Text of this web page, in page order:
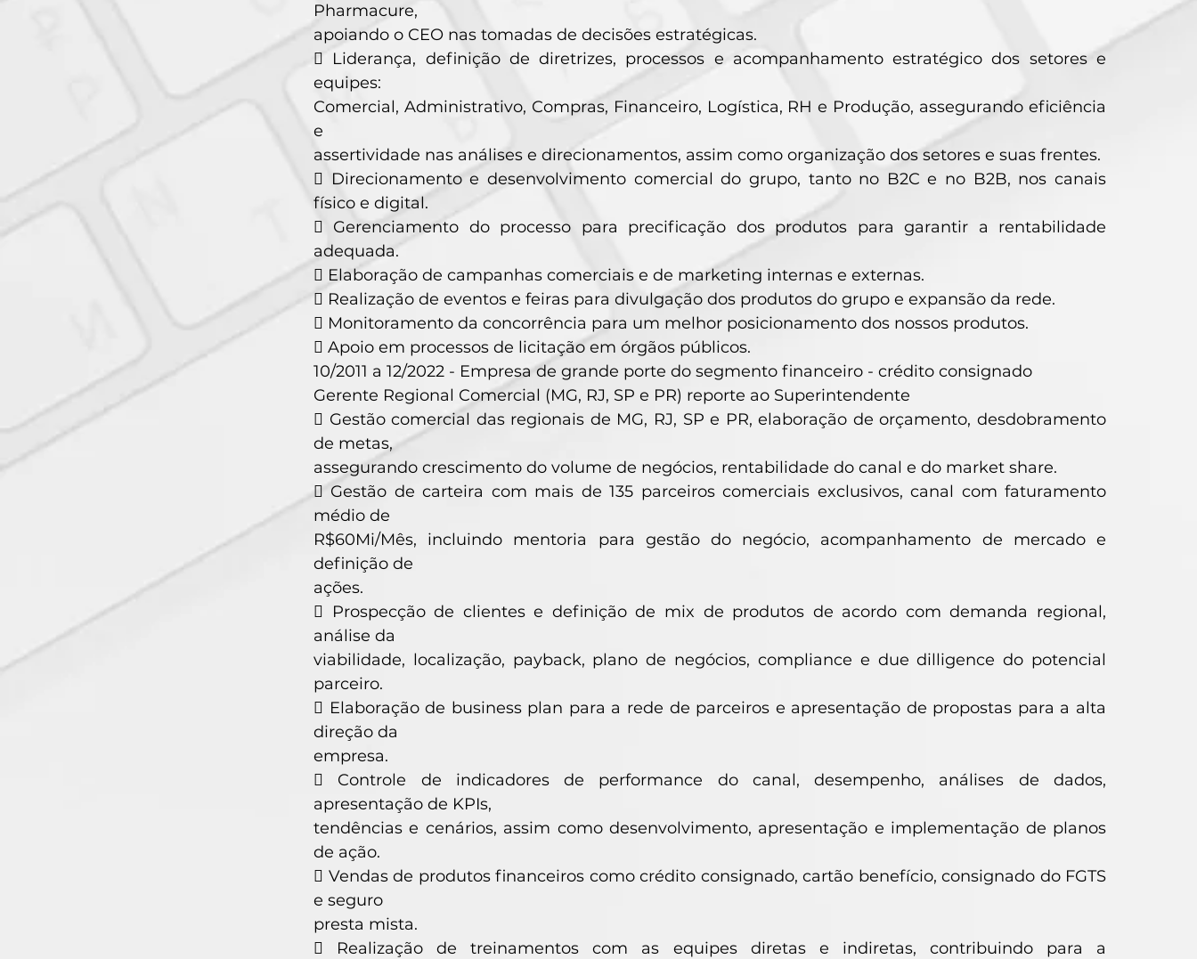
Pharmacure,
apoiando o CEO nas tomadas de decisões estratégicas.
 Liderança, definição de diretrizes, processos e acompanhamento estratégico dos setores e
equipes:
Comercial, Administrativo, Compras, Financeiro, Logística, RH e Produção, assegurando eficiência
e
assertividade nas análises e direcionamentos, assim como organização dos setores e suas frentes.
 Direcionamento e desenvolvimento comercial do grupo, tanto no B2C e no B2B, nos canais
físico e digital.
 Gerenciamento do processo para precificação dos produtos para garantir a rentabilidade
adequada.
 Elaboração de campanhas comerciais e de marketing internas e externas.
 Realização de eventos e feiras para divulgação dos produtos do grupo e expansão da rede.
 Monitoramento da concorrência para um melhor posicionamento dos nossos produtos.
 Apoio em processos de licitação em órgãos públicos.
10/2011 a 12/2022 - Empresa de grande porte do segmento financeiro - crédito consignado
Gerente Regional Comercial (MG, RJ, SP e PR) reporte ao Superintendente
 Gestão comercial das regionais de MG, RJ, SP e PR, elaboração de orçamento, desdobramento
de metas,
assegurando crescimento do volume de negócios, rentabilidade do canal e do market share.
 Gestão de carteira com mais de 135 parceiros comerciais exclusivos, canal com faturamento
médio de
R$60Mi/Mês, incluindo mentoria para gestão do negócio, acompanhamento de mercado e
definição de
ações.
 Prospecção de clientes e definição de mix de produtos de acordo com demanda regional,
análise da
viabilidade, localização, payback, plano de negócios, compliance e due dilligence do potencial
parceiro.
 Elaboração de business plan para a rede de parceiros e apresentação de propostas para a alta
direção da
empresa.
 Controle de indicadores de performance do canal, desempenho, análises de dados,
apresentação de KPIs,
tendências e cenários, assim como desenvolvimento, apresentação e implementação de planos
de ação.
 Vendas de produtos financeiros como crédito consignado, cartão benefício, consignado do FGTS
e seguro
presta mista.
 Realização de treinamentos com as equipes diretas e indiretas, contribuindo para a